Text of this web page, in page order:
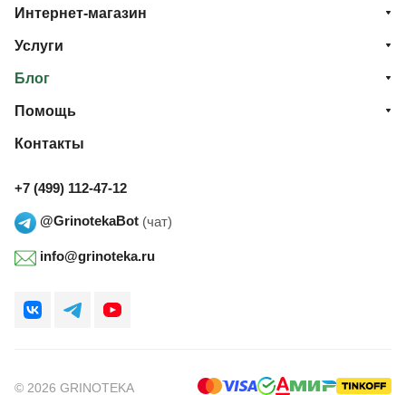
Интернет-магазин
Услуги
Блог
Помощь
Контакты
+7 (499) 112-47-12
@GrinotekaBot (чат)
info@grinoteka.ru
© 2026 GRINOTEKA